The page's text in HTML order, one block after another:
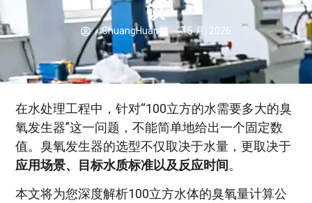
议
ChuangHuan 7 5 月, 2026
在水处理工程中，针对“100立方的水需要多大的臭
氧发生器”这一问题，不能简单地给出一个固定数
值。臭氧发生器的选型不仅取决于水量，更取决于
应用场景、目标水质标准以及反应时间 。
本文将为您深度解析100立方水体的臭氧量计算公